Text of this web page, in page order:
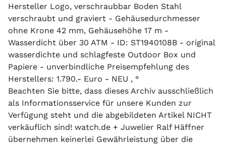
Hersteller Logo, verschraubbar Boden Stahl
verschraubt und graviert - Gehäusedurchmesser
ohne Krone 42 mm, Gehäusehöhe 17 m -
Wasserdicht über 30 ATM - ID: ST1940108B - original
wasserdichte und schlagfeste Outdoor Box und
Papiere - unverbindliche Preisempfehlung des
Herstellers: 1.790.- Euro - NEU , °
Beachten Sie bitte, dass dieses Archiv ausschließlich
als Informationsservice für unsere Kunden zur
Verfügung steht und die abgebildeten Artikel NICHT
verkäuflich sind! watch.de + Juwelier Ralf Häffner
übernehmen keinerlei Gewährleistung über die